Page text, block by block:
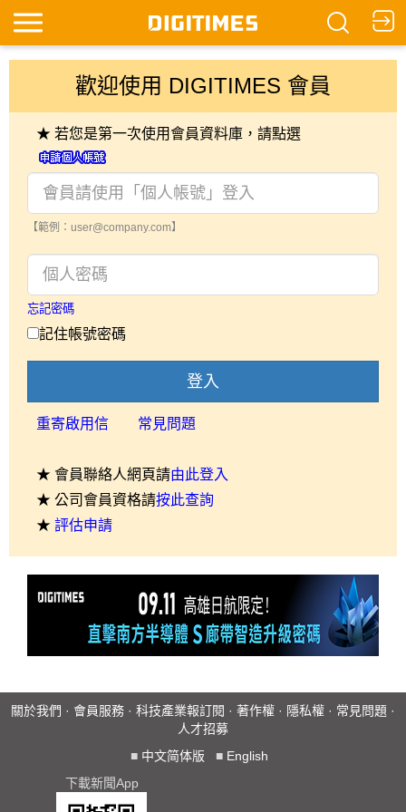
歡迎使用 DIGITIMES 會員
★ 若您是第一次使用會員資料庫，請點選
【範例：user@company.com】
忘記密碼
記住帳號密碼
登入
重寄啟用信 常見問題
★ 會員聯絡人網頁請由此登入
★ 公司會員資格請按此查詢
★ 評估申請
關於我們 · 會員服務 · 科技產業報訂閱 · 著作權 · 隱私權 · 常見問題 ·
人才招募
■ 中文简体版 ■ English
下載新聞App